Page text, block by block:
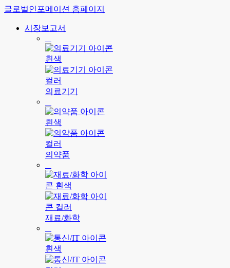
글로벌인포메이션 홈페이지
시장보고서
의료기기
의약품
재료/화학